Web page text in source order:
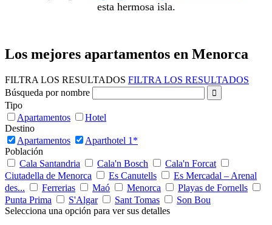
esta hermosa isla.
Los mejores apartamentos en Menorca
FILTRA LOS RESULTADOS FILTRA LOS RESULTADOS
Búsqueda por nombre
Tipo
Apartamentos
Hotel
Destino
Apartamentos
Aparthotel 1*
Población
Cala Santandria
Cala'n Bosch
Cala'n Forcat
Ciutadella de Menorca
Es Canutells
Es Mercadal – Arenal
des...
Ferrerias Maó Menorca
Playas de Fornells
Punta Prima
S'Algar Sant Tomas
Son Bou
Selecciona una opción para ver sus detalles